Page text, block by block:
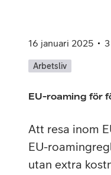
Mobilt ramavtal
Köp mer surf
Täckningskarta
Bredband fiber
Bredband via
Modem och routrar
IT-support på
IT-support per
Skärmar och
Hackad
Pluskund
16 januari 2025 3
Arbetsliv
EU-roaming för
Att resa inom
EU-
utan extra